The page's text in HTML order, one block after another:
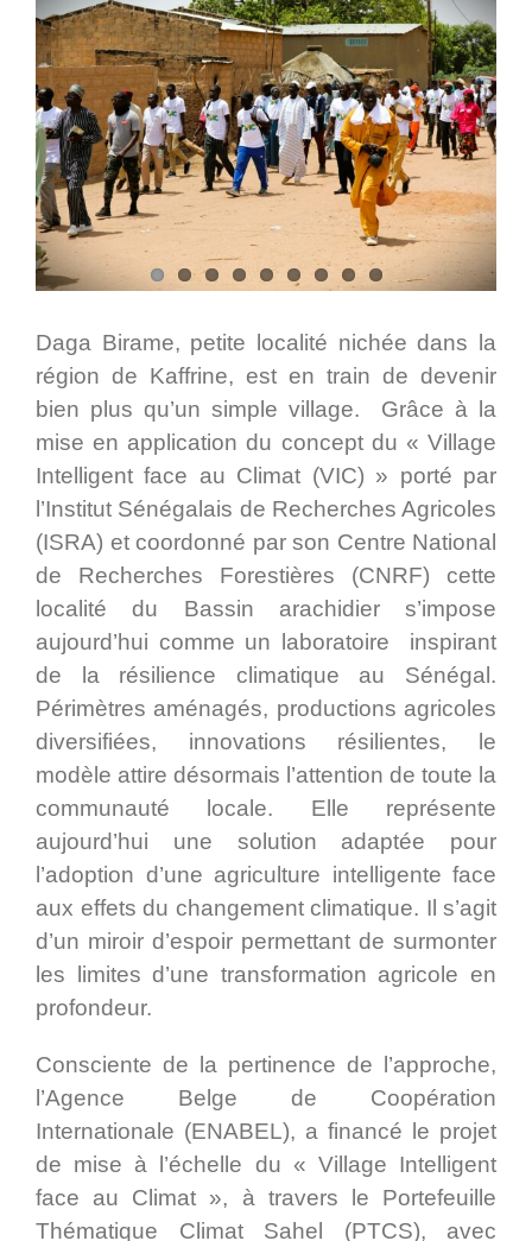
Daga Birame, petite localité nichée dans la
région de Kaffrine, est en train de devenir
bien plus qu’un simple village. Grâce à la
mise en application du concept du « Village
Intelligent face au Climat (VIC) » porté par
l’Institut Sénégalais de Recherches Agricoles
(ISRA) et coordonné par son Centre National
de Recherches Forestières (CNRF) cette
localité du Bassin arachidier s’impose
aujourd’hui comme un laboratoire inspirant
de la résilience climatique au Sénégal.
Périmètres aménagés, productions agricoles
diversifiées, innovations résilientes, le
modèle attire désormais l’attention de toute la
communauté locale. Elle représente
aujourd’hui une solution adaptée pour
l’adoption d’une agriculture intelligente face
aux effets du changement climatique. Il s’agit
d’un miroir d’espoir permettant de surmonter
les limites d’une transformation agricole en
profondeur.
Consciente de la pertinence de l’approche,
l’Agence Belge de Coopération
Internationale (ENABEL), a financé le projet
de mise à l’échelle du « Village Intelligent
face au Climat », à travers le Portefeuille
Thématique Climat Sahel (PTCS), avec